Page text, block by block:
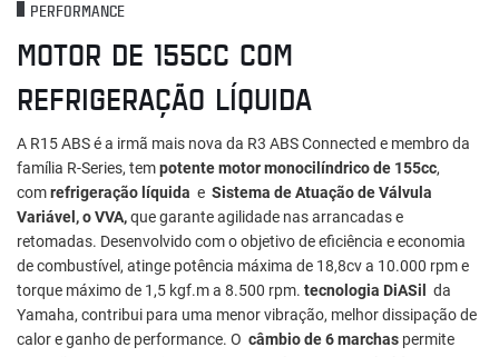
PERFORMANCE
MOTOR DE 155CC COM
REFRIGERAÇÃO LÍQUIDA
A R15 ABS é a irmã mais nova da R3 ABS Connected e membro da
família R-Series, tempotente motor monocilíndrico de 155cc,
comrefrigeração líquida e Sistema de Atuação de Válvula
Variável, o VVA,que garante agilidade nas arrancadas e
retomadas. Desenvolvido com o objetivo de eficiência e economia
de combustível, atinge potência máxima de 18,8cv a 10.000 rpm e
torque máximo de 1,5 kgf.m a 8.500 rpm. tecnologia DiASil
da
Yamaha, contribui para uma menor vibração, melhor dissipação de
calor e ganho de performance. O câmbio de 6 marchas permite